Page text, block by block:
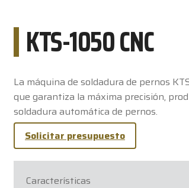
KTS-1050 CNC
La máquina de soldadura de pernos
que garantiza la máxima precisión,
soldadura automática de pernos.
Solicitar presupuesto
Características